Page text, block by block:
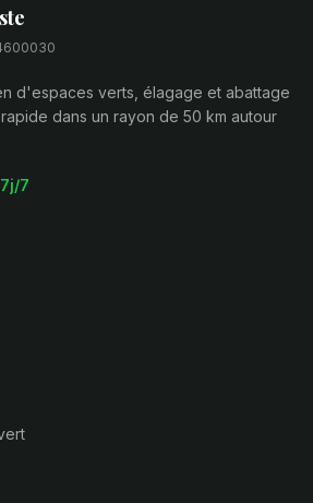
d'espaces verts, élagage et abattage
dans un rayon de 50 km autour
7